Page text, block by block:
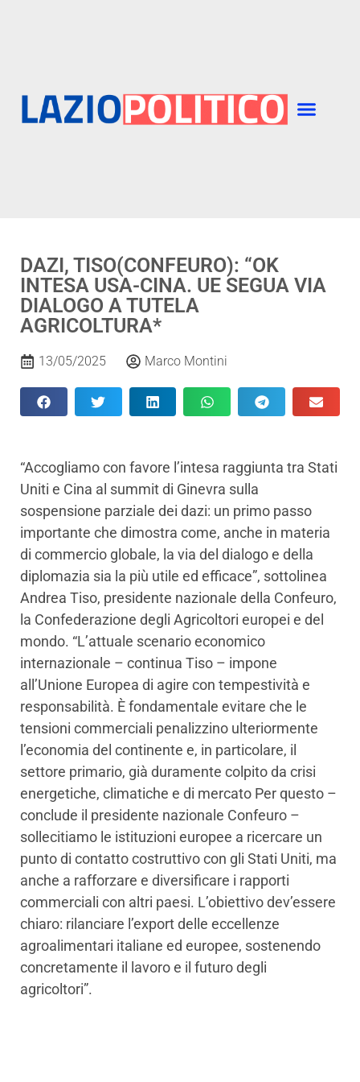
DAZI, TISO(CONFEURO): “OK
INTESA USA-CINA. UE SEGUA VIA
DIALOGO A TUTELA
AGRICOLTURA*
13/05/2025 Marco Montini
“Accogliamo con favore l’intesa raggiunta tra Stati
Uniti e Cina al summit di Ginevra sulla
sospensione parziale dei dazi: un primo passo
importante che dimostra come, anche in materia
di commercio globale, la via del dialogo e della
diplomazia sia la più utile ed efficace”, sottolinea
Andrea Tiso, presidente nazionale della Confeuro,
la Confederazione degli Agricoltori europei e del
mondo. “L’attuale scenario economico
internazionale – continua Tiso – impone
all’Unione Europea di agire con tempestività e
responsabilità. È fondamentale evitare che le
tensioni commerciali penalizzino ulteriormente
l’economia del continente e, in particolare, il
settore primario, già duramente colpito da crisi
energetiche, climatiche e di mercato Per questo –
conclude il presidente nazionale Confeuro –
sollecitiamo le istituzioni europee a ricercare un
punto di contatto costruttivo con gli Stati Uniti, ma
anche a rafforzare e diversificare i rapporti
commerciali con altri paesi. L’obiettivo dev’essere
chiaro: rilanciare l’export delle eccellenze
agroalimentari italiane ed europee, sostenendo
concretamente il lavoro e il futuro degli
agricoltori”.